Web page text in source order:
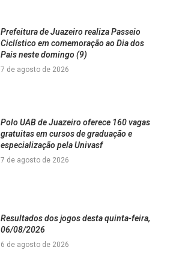
Prefeitura de Juazeiro realiza Passeio
Ciclístico em comemoração ao Dia dos
Pais neste domingo (9)
7 de agosto de 2026
Polo UAB de Juazeiro oferece 160 vagas
gratuitas em cursos de graduação e
especialização pela Univasf
7 de agosto de 2026
Resultados dos jogos desta quinta-feira,
06/08/2026
6 de agosto de 2026